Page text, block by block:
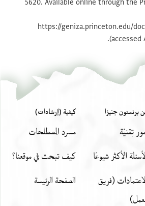
5620. Available online through the
https://geniza.princeton.edu/
(accessed
برنستون جنيزا
تِقنيّة
الأكثر شيوعًا
(فريق
كيفية (إرشادات)
مسرد المصطلحات
كيف تبحث في موقعنا؟
الصفحة الرئيسة